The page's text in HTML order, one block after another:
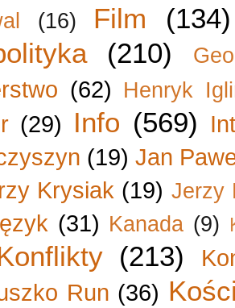
(16) Film
(134)
(210)
(62) Henryk
(29) Info (569)
(19) Jan
Krysiak (19) Jerzy
(31) Kanada (9)
(213)
Run (36)